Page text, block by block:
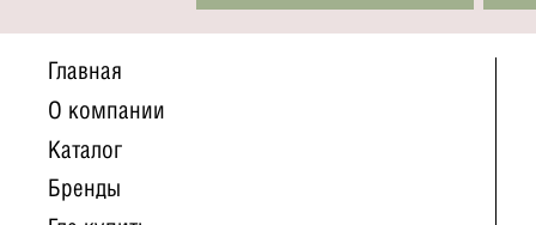
Главная
О компании
Каталог
Бренды